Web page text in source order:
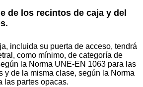
de los recintos de caja y del
incluida su puerta de acceso, tendrá
como mínimo, de categoría de
la Norma UNE-EN 1063 para las
y de la misma clase, según la Norma
las partes opacas.